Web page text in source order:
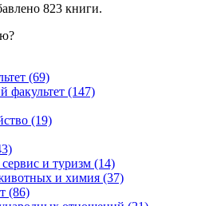
823 книги.
(69)
факультет (147)
(19)
и туризм (14)
и химия (37)
(86)